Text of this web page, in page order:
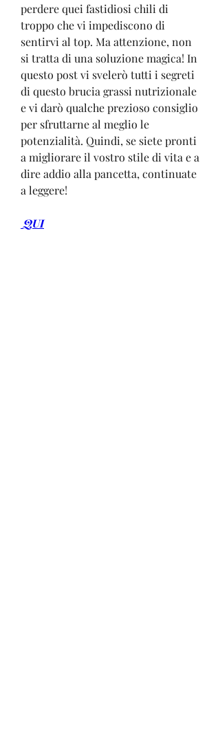
perdere quei fastidiosi chili di
troppo che vi impediscono di
sentirvi al top. Ma attenzione, non
si tratta di una soluzione magica! In
questo post vi svelerò tutti i segreti
di questo brucia grassi nutrizionale
e vi darò qualche prezioso consiglio
per sfruttarne al meglio le
potenzialità. Quindi, se siete pronti
a migliorare il vostro stile di vita e a
dire addio alla pancetta, continuate
a leggere!
QUI